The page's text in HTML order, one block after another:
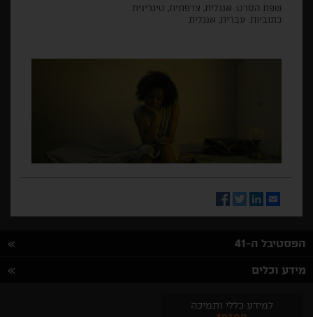
שפת הסרט: אנגלית, צרפתית, טיגרינית
כתוביות: עברית, אנגלית
Email
LinkedIn
Twitter
Facebook
הפסטיבל ה-41
מידע וכלים
למידע כללי ותמיכה